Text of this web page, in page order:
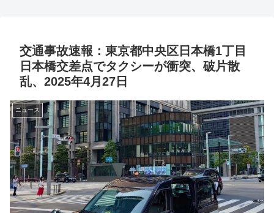
交通事故速報：東京都中央区日本橋1丁目
日本橋交差点でタクシーが衝突、破片散
乱、2025年4月27日
ニュース